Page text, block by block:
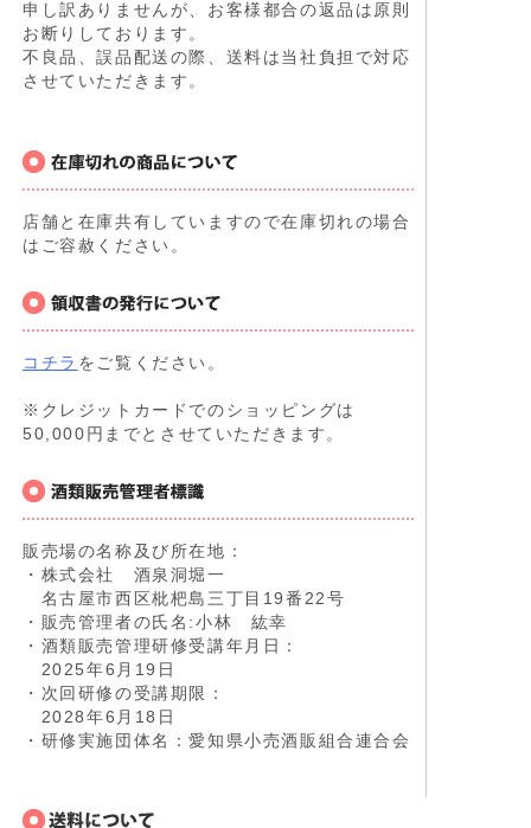
申し訳ありませんが、お客様都合の返品は原則
お断りしております。
不良品、誤品配送の際、送料は当社負担で対応
させていただきます。
店舗と在庫共有していますので在庫切れの場合
はご容赦ください。
コチラ をご覧ください。
※クレジットカードでのショッピングは
50,000円までとさせていただきます。
販売場の名称及び所在地：
・株式会社 酒泉洞堀一
名古屋市西区枇杷島三丁目19番22号
・販売管理者の氏名:小林 紘幸
・酒類販売管理研修受講年月日：
2025年6月19日
・次回研修の受講期限：
2028年6月18日
・研修実施団体名：愛知県小売酒販組合連合会